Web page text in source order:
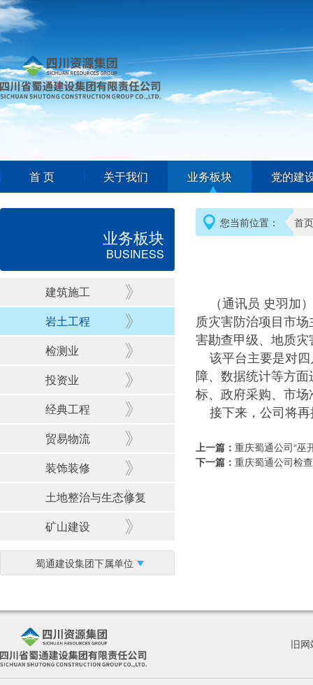
首 页 关于我们 业务板块 党的建
业务板块
BUSINESS
建筑施工
岩土工程
检测业
投资业
经典工程
贸易物流
装饰装修
土地整治与生态修复
矿山建设
蜀通建设集团下属单位
您当前位置： 首页
（通讯员 史羽加）
质灾害防治项目市
害勘查甲级、地质
该平台主要是对四
障、数据统计等方
标、政府采购、市
接下来，公司将再
上一篇： 重庆蜀通公司“巫
下一篇： 重庆蜀通公司检
旧